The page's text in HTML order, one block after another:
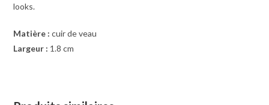
looks.
Matière : cuir de veau
Largeur : 1.8 cm